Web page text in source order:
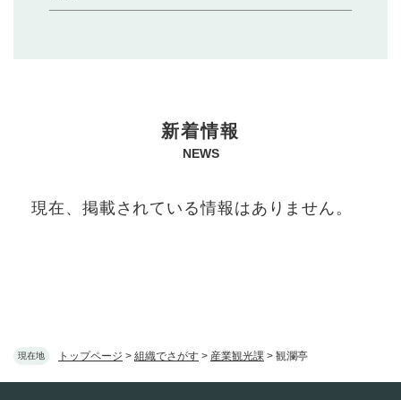
現在地 トップページ > 組織でさがす > 産業観光課 > 観瀾亭
新着情報
NEWS
現在、掲載されている情報はありません。